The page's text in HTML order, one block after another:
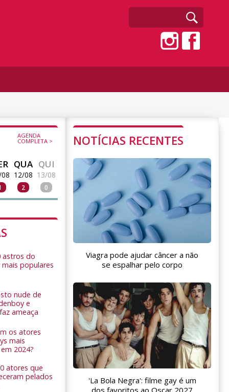
AGENDA
COMPLETA >
QUA
12/08
2
QUI
13/08
0
astros do
populares
nude de
e
ameaça
os atores
mais
2024?
atores que
pelados
NOTÍCIAS RECENTES
Viagra pode ajudar câncer a não
se espalhar pelo corpo
'La Bola Negra': filme gay é um
dos favoritos ao Oscar 2027